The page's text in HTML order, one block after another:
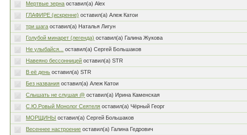
Мертвые зерна оставил(а) Alex
ГЛАФИРЕ (искренне) оставил(а) Алеж Катои
три шага оставил(а) Наталья Лигун
Голубой минарет (легенда) оставил(а) Галина Жукова
Не улыбайся...
оставил(а) Сергей Большаков
Навеяно бессонницей оставил(а) STR
В её день оставил(а) STR
Без названия оставил(а) Алеж Катои
Слышать не слушая @ оставил(а) Ирина Каменская
С.Ю.Ровый Монолог Сеятеля оставил(а) Чёрный Георг
МОРЩИНЫ оставил(а) Сергей Большаков
Весеннее настроение оставил(а) Галина Гедрович